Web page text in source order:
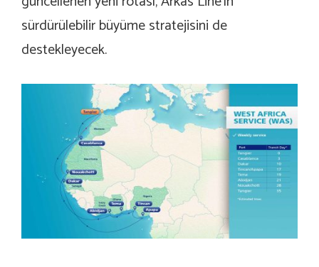
sürdürülebilir büyüme stratejisini de
destekleyecek.